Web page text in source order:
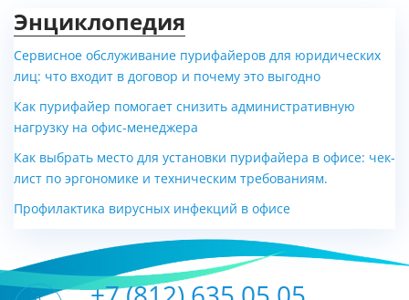
Энциклопедия
Сервисное обслуживание пурифайеров для юридических
лиц: что входит в договор и почему это выгодно
Как пурифайер помогает снизить административную
нагрузку на офис-менеджера
Как выбрать место для установки пурифайера в офисе: чек-
лист по эргономике и техническим требованиям.
Профилактика вирусных инфекций в офисе